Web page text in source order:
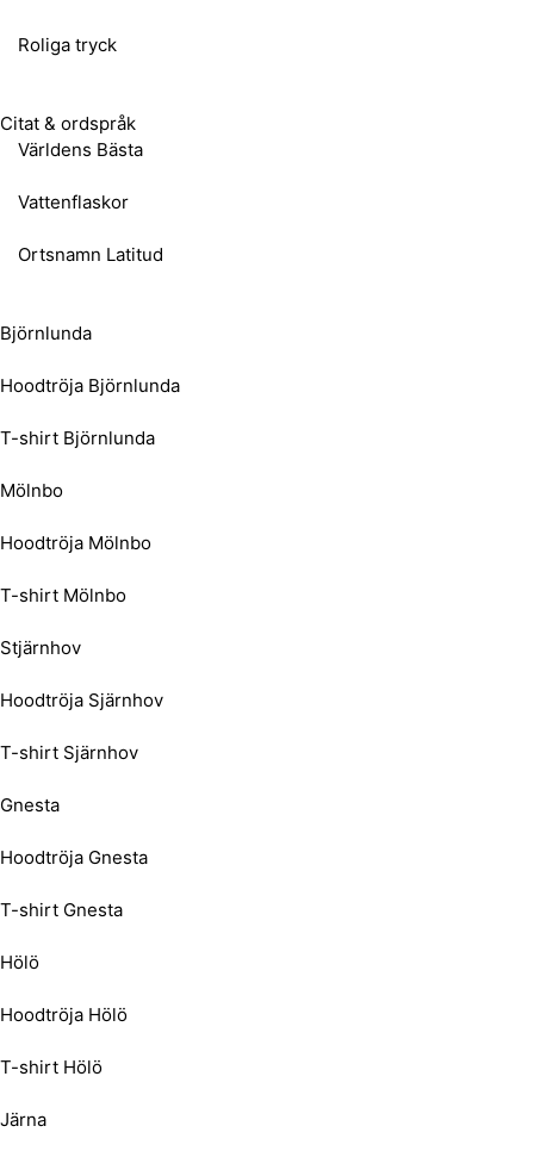
Roliga tryck
Citat & ordspråk
Världens Bästa
Vattenflaskor
Ortsnamn Latitud
Björnlunda
Hoodtröja Björnlunda
T-shirt Björnlunda
Mölnbo
Hoodtröja Mölnbo
T-shirt Mölnbo
Stjärnhov
Hoodtröja Sjärnhov
T-shirt Sjärnhov
Gnesta
Hoodtröja Gnesta
T-shirt Gnesta
Hölö
Hoodtröja Hölö
T-shirt Hölö
Järna